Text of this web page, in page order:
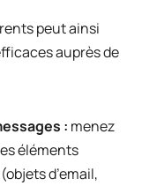
peut ainsi
auprès de
: menez
éléments
d’email,